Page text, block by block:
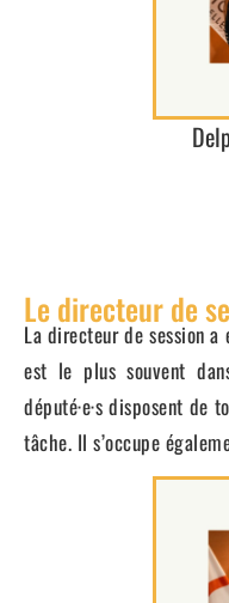
Le directeur de
La directeur de session
est le plus souvent
député·e·s disposent de
tâche. Il s’occupe